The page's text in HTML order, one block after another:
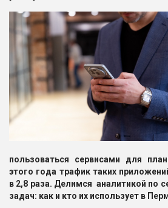
пользоваться сервисами для
этого года трафик таких
в 2,8 раза. Делимся аналитикой по
задач: как и кто их использует в